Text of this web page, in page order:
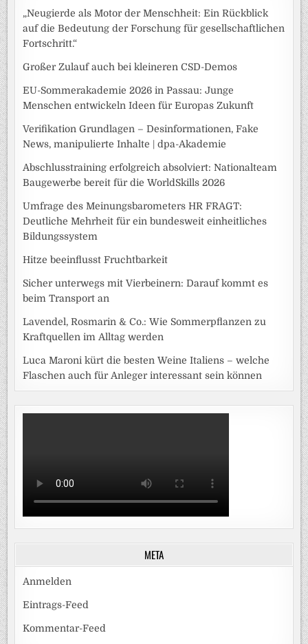
„Neugierde als Motor der Menschheit: Ein Rückblick
auf die Bedeutung der Forschung für gesellschaftlichen
Fortschritt.“
Großer Zulauf auch bei kleineren CSD-Demos
EU-Sommerakademie 2026 in Passau: Junge
Menschen entwickeln Ideen für Europas Zukunft
Verifikation Grundlagen – Desinformationen, Fake
News, manipulierte Inhalte | dpa-Akademie
Abschlusstraining erfolgreich absolviert: Nationalteam
Baugewerbe bereit für die WorldSkills 2026
Umfrage des Meinungsbarometers HR FRAGT:
Deutliche Mehrheit für ein bundesweit einheitliches
Bildungssystem
Hitze beeinflusst Fruchtbarkeit
Sicher unterwegs mit Vierbeinern: Darauf kommt es
beim Transport an
Lavendel, Rosmarin & Co.: Wie Sommerpflanzen zu
Kraftquellen im Alltag werden
Luca Maroni kürt die besten Weine Italiens – welche
Flaschen auch für Anleger interessant sein können
META
Anmelden
Eintrags-Feed
Kommentar-Feed